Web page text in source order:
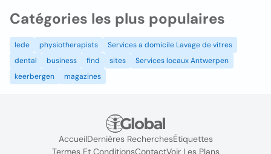
Catégories les plus populaires
lede physiotherapists
Services a domicile Lavage de vitres
dental
business find sites
Services locaux Antwerpen
keerbergen
magazines
AccueilDernières RecherchesÉtiquettes
Termes Et ConditionsContactVoir Les Plans